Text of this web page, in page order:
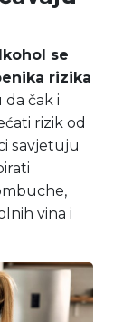
se
rizika
čak i
rizik od
savjetuju
vina i